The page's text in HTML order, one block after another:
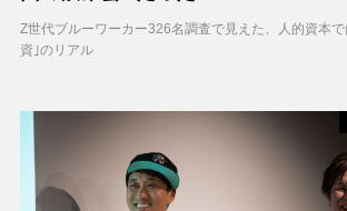
Z世代ブルーワーカー326名調査で見えた、人的資本
資｣のリアル